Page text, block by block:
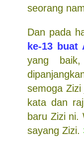
seorang
Dan pada
ke-13 buat
yang
semoga
kata dan
baru Zizi ni.
sayang Zizi.